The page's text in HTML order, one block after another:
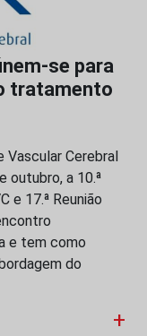
se para
tratamento
Vascular Cerebral
outubro, a 10.ª
e 17.ª Reunião
e tem como
do
+